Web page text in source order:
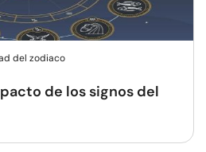
del zodiaco
de los signos del